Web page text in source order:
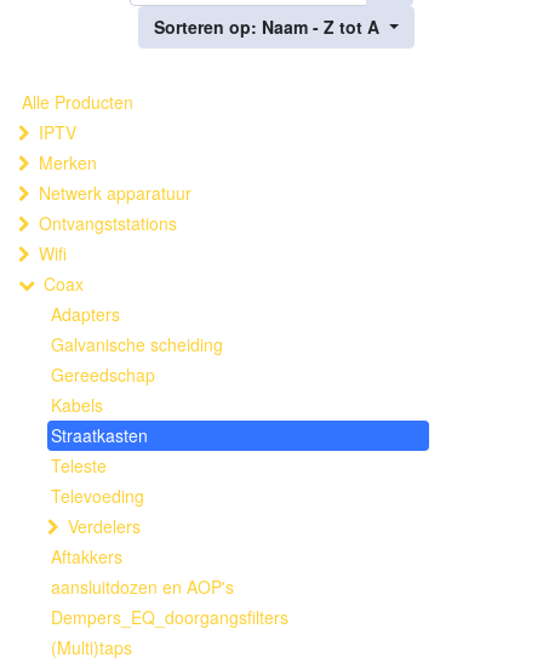
Sorteren op: Naam - Z tot A
Alle Producten
IPTV
Merken
Netwerk apparatuur
Ontvangststations
Wifi
Coax
Adapters
Galvanische scheiding
Gereedschap
Kabels
Straatkasten
Teleste
Televoeding
Verdelers
Aftakkers
aansluitdozen en AOP's
Dempers_EQ_doorgangsfilters
(Multi)taps